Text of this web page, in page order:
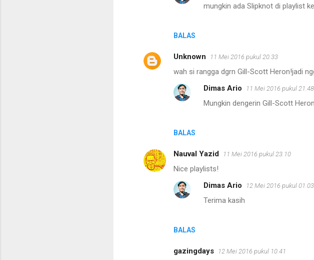
r
BALAS
mungkin ada Slipknot di playlist
Unknown 11 Mei 2016 pukul 20.33
wah si rangga dgrn Gill-Scott Heron!jadi
BALAS
Dimas Ario 11 Mei 2016 pukul 21.48
Mungkin dengerin Gill-Scott
Nauval Yazid 11 Mei 2016 pukul 23.10
Nice playlists!
BALAS
Dimas Ario 12 Mei 2016 pukul 01.03
Terima kasih
gazingdays 12 Mei 2016 pukul 10.41